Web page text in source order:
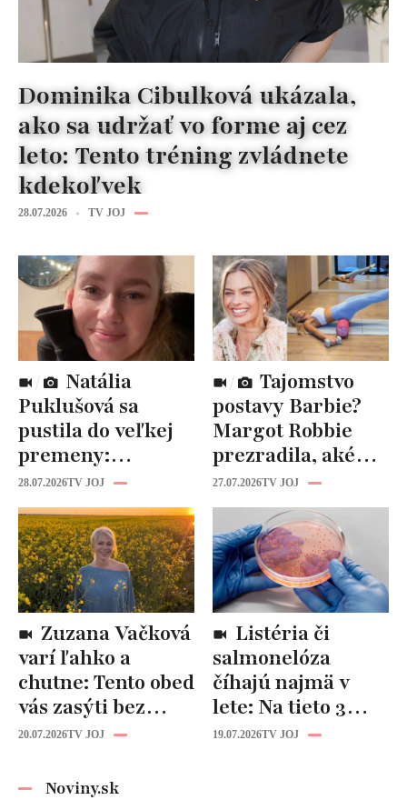
Dominika Cibulková ukázala,
ako sa udržať vo forme aj cez
leto: Tento tréning zvládnete
kdekoľvek
28.07.2026 TV JOJ
Puklušová sa
pustila do veľkej
premeny:
Odborníci však
varujú, pozor na
prísne diéty!
28.07.2026TV JOJ
postavy Barbie?
Margot Robbie
prezradila, aké
cviky jej pomohli
spevniť celé telo
27.07.2026TV JOJ
varí ľahko a
chutne: Tento obed
vás zasýti bez
zbytočných kalórií
20.07.2026TV JOJ
salmonelóza
číhajú najmä v
lete: Na tieto 3
pravidlá pri jedle
19.07.2026TV JOJ
Noviny.sk